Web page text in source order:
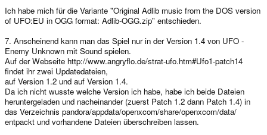
Ich habe mich für die Variante "Original Adlib music from the DOS version
of UFO:EU in OGG format: Adlib-OGG.zip" entschieden.
7. Anscheinend kann man das Spiel nur in der Version 1.4 von UFO -
Enemy Unknown mit Sound spielen.
Auf der Webseite http://www.angryflo.de/strat-ufo.htm#Ufo1-patch14
findet ihr zwei Updatedateien,
auf Version 1.2 und auf Version 1.4.
Da ich nicht wusste welche Version ich habe, habe ich beide Dateien
heruntergeladen und nacheinander (zuerst Patch 1.2 dann Patch 1.4) in
das Verzeichnis pandora/appdata/openxcom/share/openxcom/data/
entpackt und vorhandene Dateien überschreiben lassen.